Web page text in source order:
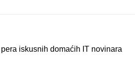
iskusnih domaćih IT novinara